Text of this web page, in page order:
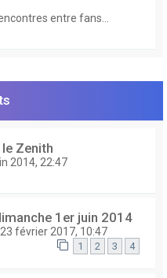
entre fans...
Zenith
2014, 22:47
1er juin 2014
23 février 2017, 10:47
1 2 3 4